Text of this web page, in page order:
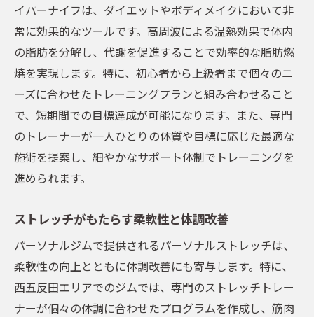
イパーナイフは、ダイエットやボディメイクにおいて非
常に効果的なツールです。高周波による温熱効果で体内
の脂肪を分解し、代謝を促進することで効率的な脂肪燃
焼を実現します。特に、初心者から上級者まで個々のニ
ーズに合わせたトレーニングプランと組み合わせること
で、短期間での目標達成が可能になります。また、専門
のトレーナーが一人ひとりの体質や目標に応じた最適な
施術を提案し、細やかなサポート体制でトレーニングを
進められます。
ストレッチがもたらす柔軟性と体調改善
パーソナルジムで提供されるパーソナルストレッチは、
柔軟性の向上とともに体調改善にも寄与します。特に、
西五反田エリアでのジムでは、専門のストレッチトレー
ナーが個々の体調に合わせたプログラムを作成し、筋肉